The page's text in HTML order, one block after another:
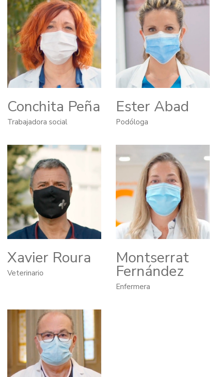
Conchita Peña
Trabajadora social
Ester Abad
Podóloga
Xavier Roura
Veterinario
Montserrat
Fernández
Enfermera